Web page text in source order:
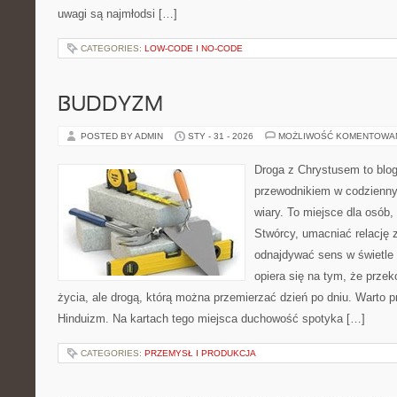
uwagi są najmłodsi […]
CATEGORIES: LOW-CODE I NO-CODE
BUDDYZM
POSTED BY ADMIN STY - 31 - 2026 MOŻLIWOŚĆ
Droga z Chrystusem to
przewodnikiem w
wiary. To miejsce dla
Stwórcy, umacniać relację
odnajdywać sens w świetle
opiera się na tym, że
życia, ale drogą, którą można przemierzać dzień po dniu. Warto
Hinduizm. Na kartach tego miejsca duchowość spotyka […]
CATEGORIES: PRZEMYSŁ I PRODUKCJA